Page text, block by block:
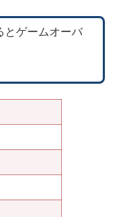
とゲームオーバ